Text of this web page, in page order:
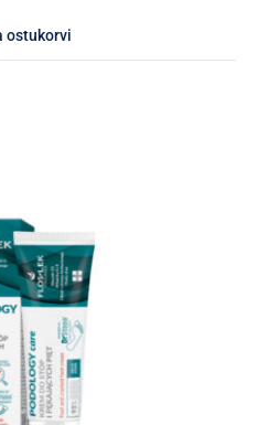
ostukorvi